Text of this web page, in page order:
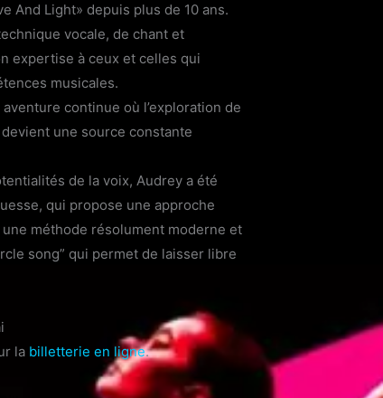
And Light» depuis plus de 10 ans.
vocale, de chant et
expertise à ceux et celles qui
musicales.
continue où l’exploration de
une source constante
de la voix, Audrey a été
qui propose une approche
méthode résolument moderne et
song” qui permet de laisser libre
la billetterie en ligne.